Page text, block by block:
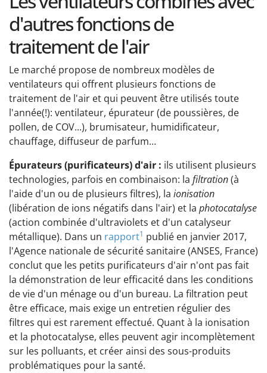
d'autres fonctions de
traitement de l'air
Le marché propose de nombreux modèles de
ventilateurs qui offrent plusieurs fonctions de
traitement de l'air et qui peuvent être utilisés toute
l'année(!): ventilateur, épurateur (de poussières, de
pollen, de COV...), brumisateur, humidificateur,
chauffage, diffuseur de parfum...
Épurateurs (purificateurs) d'air : ils utilisent plusieurs
technologies, parfois en combinaison: la filtration(à
l'aide d'un ou de plusieurs filtres), la ionisation
(libération de ions négatifs dans l'air) et la photocatalyse
(action combinée d'ultraviolets et d'un catalyseur
métallique). Dans un rapport1 publié en janvier 2017,
l'Agence nationale de sécurité sanitaire (ANSES, France)
conclut que les petits purificateurs d'air n'ont pas fait
la démonstration de leur efficacité dans les conditions
de vie d'un ménage ou d'un bureau. La filtration peut
être efficace, mais exige un entretien régulier des
filtres qui est rarement effectué. Quant à la ionisation
et la photocatalyse, elles peuvent agir incomplètement
sur les polluants, et créer ainsi des sous-produits
problématiques pour la santé.